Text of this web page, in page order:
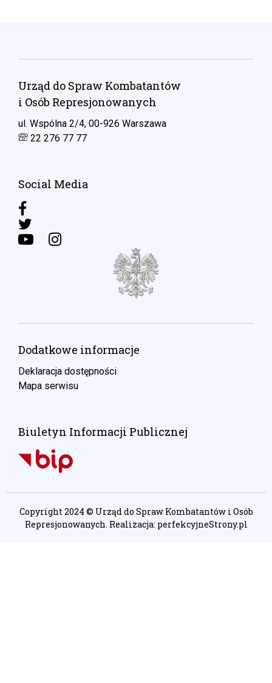
Urząd do Spraw Kombatantów
i Osób Represjonowanych
ul. Wspólna 2/4, 00-926 Warszawa
22 276 77 77
Social Media
Dodatkowe informacje
Deklaracja dostępności
Mapa serwisu
Biuletyn Informacji Publicznej
Copyright 2024 © Urząd do Spraw Kombatantów i Osób
Represjonowanych. Realizacja: perfekcyjneStrony.pl